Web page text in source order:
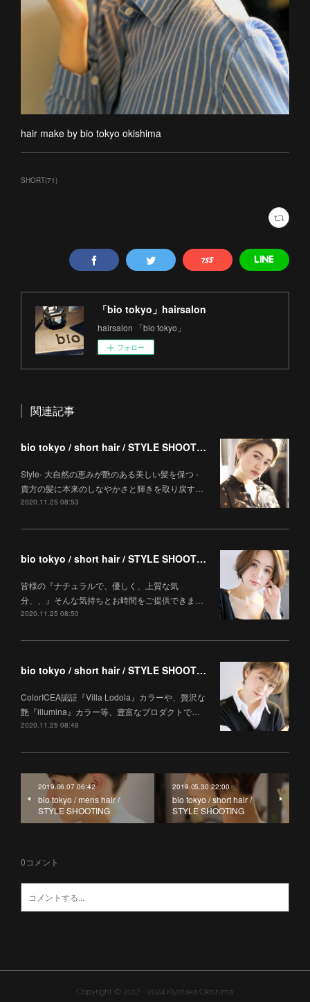
hair make by bio tokyo okishima
SHORT(71)
「bio tokyo」hairsalon
hairsalon 「bio tokyo」
フォロー
関連記事
bio tokyo / short hair / STYLE SHOOTING
Style- 大自然の恵みが艶のある美しい髪を保つ -
貴方の髪に本来のしなやかさと輝きを取り戻す…
2020.11.25 08:53
bio tokyo / short hair / STYLE SHOOTING
皆様の『ナチュラルで、優しく、上質な気
分、、』そんな気持ちとお時間をご提供できま…
2020.11.25 08:50
bio tokyo / short hair / STYLE SHOOTING
ColorICEA認証『Villa Lodola』カラーや、贅沢な
艶『illumina』カラー等、豊富なプロダクトで…
2020.11.25 08:48
2019.06.07 06:42
bio tokyo / mens hair /
STYLE SHOOTING
2019.05.30 22:00
bio tokyo / short hair /
STYLE SHOOTING
0コメント
Copyright ©︎ 2017 - 2024 Kiyotaka Okishima.